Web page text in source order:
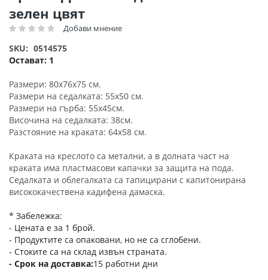
зелен цвят
Рейтинг: Добави мнение
Остават: 1
SKU 0514575
Размери: 80х76х75 см.
Размери на седалката: 55х50 см.
Размери на гърба: 55х45см.
Височина на седалката: 38см.
Разстояние на краката: 64x58 см.
Краката на креслото са метални, а в долната част на
краката има пластмасови капачки за защита на пода.
Седалката и облегалката са тапицирани с капитонирана
висококачествена кадифена дамаска.
* Забележка:
- Цената е за 1 брой.
- Продуктите са опаковани, но не са сглобени.
- Стоките са на склад извън страната.
Срок на доставка 15 работни дни
към
началото
на
със
снимки